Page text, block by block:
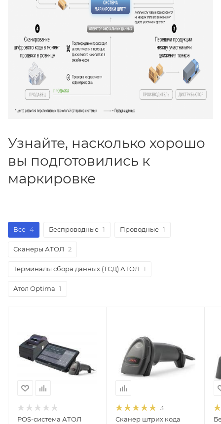
Узнайте, насколько хорошо
вы подготовились к
маркировке
Все 4 Беспроводные 1 Проводные 1
Сканеры АТОЛ 2
Терминалы сбора данных (ТСД) АТОЛ 1
Атол Optima 1
POS-система АТОЛ
3
Сканер штрих кода